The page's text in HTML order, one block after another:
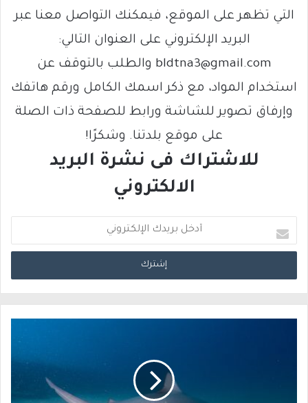
التي تظهر على الموقع، فيمكنك التواصل معنا عبر
البريد الإلكتروني على العنوان التالي:
bldtna3@gmail.com والطلب بالتوقف عن
استخدام المواد، مع ذكر اسمك الكامل ورقم هاتفك
وإرفاق تصوير للشاشة ورابط للصفحة ذات الصلة
على موقع بلدتنا. وشكرًا!
للاشتراك فى نشرة البريد
الالكتروني
د
خ